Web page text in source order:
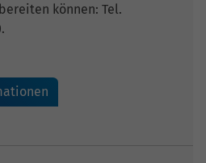
können: Tel.